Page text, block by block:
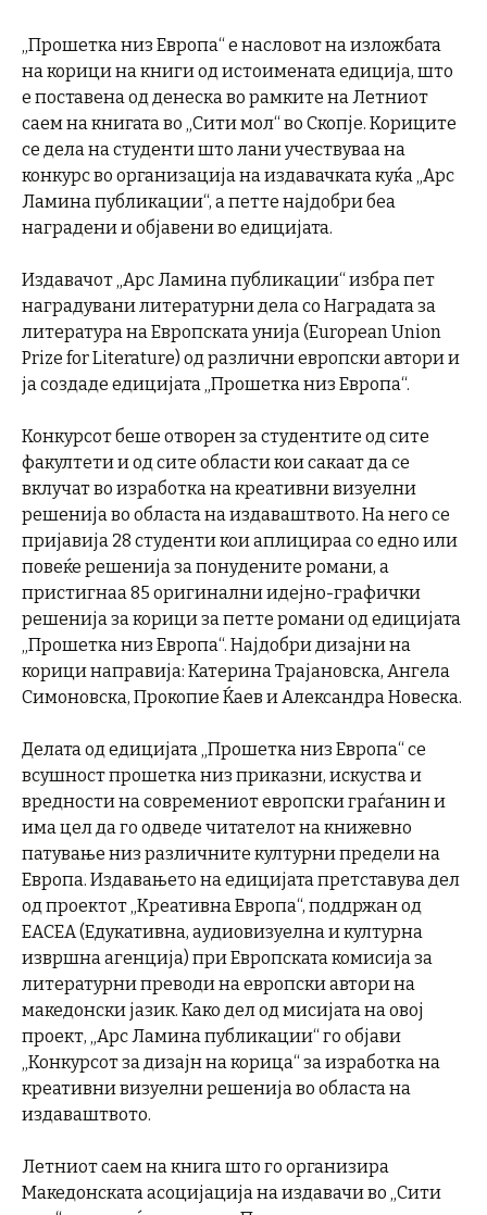
„Прошетка низ Европа“ е насловот на изложбата
на корици на книги од истоимената едиција, што
е поставена од денеска во рамките на Летниот
саем на книгата во „Сити мол“ во Скопје. Кориците
се дела на студенти што лани учествуваа на
конкурс во организација на издавачката куќа „Арс
Ламина публикации“, а петте најдобри беа
наградени и објавени во едицијата.
Издавачот „Арс Ламина публикации“ избра пет
наградувани литературни дела со Наградата за
литература на Европската унија (European Union
Prize for Literature) од различни европски автори и
ја создаде едицијата „Прошетка низ Европа“.
Конкурсот беше отворен за студентите од сите
факултети и од сите области кои сакаат да се
вклучат во изработка на креативни визуелни
решенија во областа на издаваштвото. На него се
пријавија 28 студенти кои аплицираа со едно или
повеќе решенија за понудените романи, а
пристигнаа 85 оригинални идејно-графички
решенија за корици за петте романи од едицијата
„Прошетка низ Европа“. Најдобри дизајни на
корици направија: Катерина Трајановска, Ангела
Симоновска, Прокопие Ќаев и Александра Новеска.
Делата од eдицијата „Прошетка низ Европа“ се
всушност прошетка низ приказни, искуства и
вредности на современиот европски граѓанин и
има цел да го одведе читателот на книжевно
патување низ различните културни предели на
Европа. Издавањето на едицијата претставува дел
од проектот „Креативна Европа“, поддржан од
EACEA (Едукативна, аудиовизуелна и културна
извршна агенција) при Европската комисија за
литературни преводи на европски автори на
македонски јазик. Како дел од мисијата на овој
проект, „Арс Ламина публикации“ го објави
„Конкурсот за дизајн на корица“ за изработка на
креативни визуелни решенија во областа на
издаваштвото.
Летниот саем на книга што го организира
Македонската асоцијација на издавачи во „Сити